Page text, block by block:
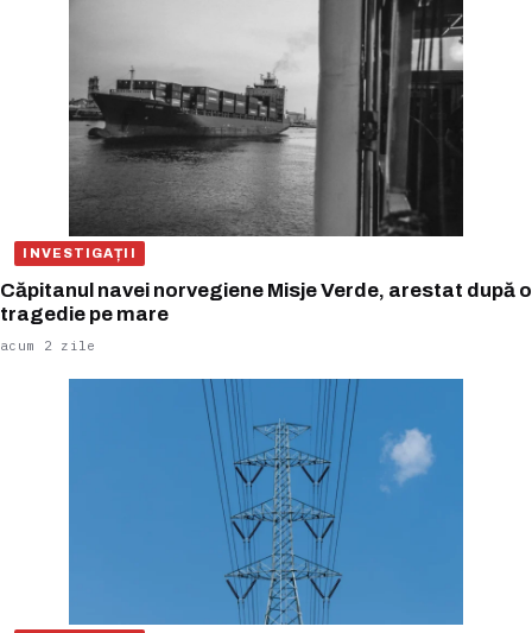
INVESTIGAȚII
Căpitanul navei norvegiene Misje Verde, arestat după o
tragedie pe mare
acum 2 zile